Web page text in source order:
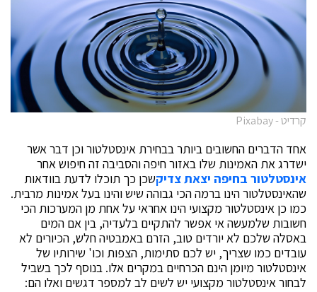
קרדיט - Pixabay
אחד הדברים החשובים ביותר בבחירת אינסטלטור וכן דבר אשר
ישדרג את האמינות שלו באזור חיפה והסביבה זה חיפוש אחר
אינסטלטור בחיפה יצאת צדיקשכן כך תוכלו לדעת בוודאות
שהאינסטלטור הינו ברמה הכי גבוהה שיש והינו בעל אמינות מרבית.
כמו כן אינסטלטור מקצועי הינו אחראי על אחת מן המערכות הכי
חשובות שלמעשה אי אפשר להתקיים בלעדיה, בין אם המים
באסלה שלכם לא יורדים טוב, הזרם באמבטיה חלש, הכיורים לא
עובדים כמו שצריך, יש לכם סתימות, הצפות וכו' שירותיו של
אינסטלטור מיומן הינם הכרחיים במקרים אלו. בנוסף לכך בשביל
לבחור אינסטלטור מקצועי יש לשים לב למספר דגשים ואלו הם: